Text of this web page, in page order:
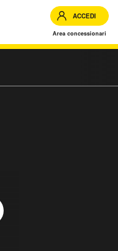
ACCEDI
Area concessionari